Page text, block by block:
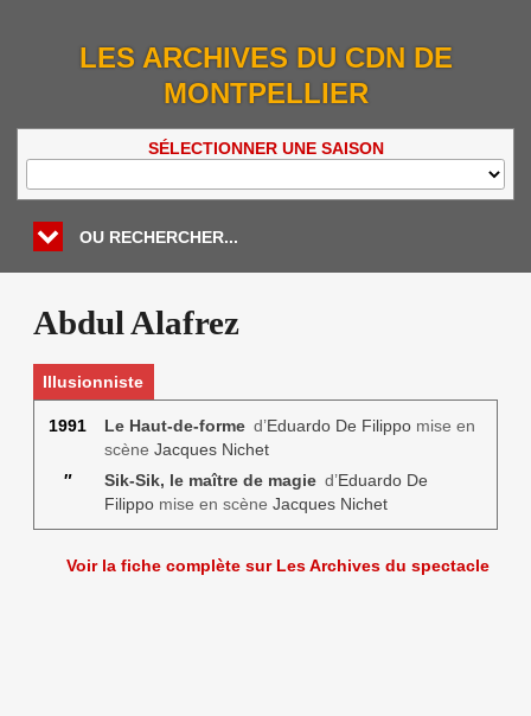
LES ARCHIVES DU CDN DE
MONTPELLIER
SÉLECTIONNER UNE SAISON
OU RECHERCHER...
Abdul Alafrez
Illusionniste
1991 Le Haut-de-formed’Eduardo De Filippomise en
scène Jacques Nichet
″
Sik-Sik, le maître de magied’Eduardo De
Filippomise en scène Jacques Nichet
Voir la fiche complète sur Les Archives du spectacle